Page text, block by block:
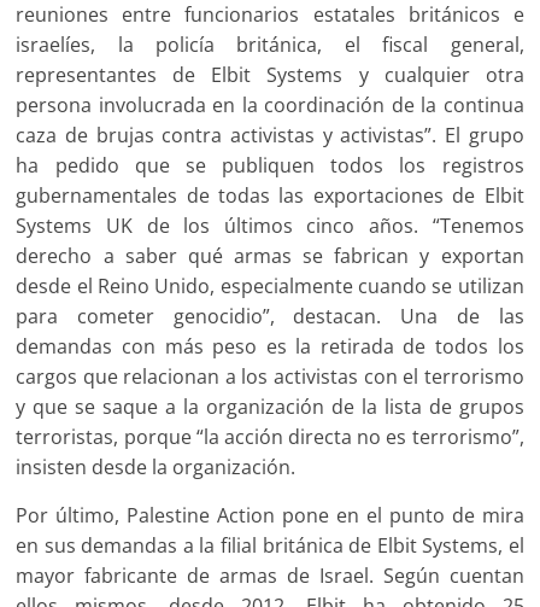
reuniones entre funcionarios estatales británicos e
israelíes, la policía británica, el fiscal general,
representantes de Elbit Systems y cualquier otra
persona involucrada en la coordinación de la continua
caza de brujas contra activistas y activistas”. El grupo
ha pedido que se publiquen todos los registros
gubernamentales de todas las exportaciones de Elbit
Systems UK de los últimos cinco años. “Tenemos
derecho a saber qué armas se fabrican y exportan
desde el Reino Unido, especialmente cuando se utilizan
para cometer genocidio”, destacan. Una de las
demandas con más peso es la retirada de todos los
cargos que relacionan a los activistas con el terrorismo
y que se saque a la organización de la lista de grupos
terroristas, porque “la acción directa no es terrorismo”,
insisten desde la organización.
Por último, Palestine Action pone en el punto de mira
en sus demandas a la filial británica de Elbit Systems, el
mayor fabricante de armas de Israel. Según cuentan